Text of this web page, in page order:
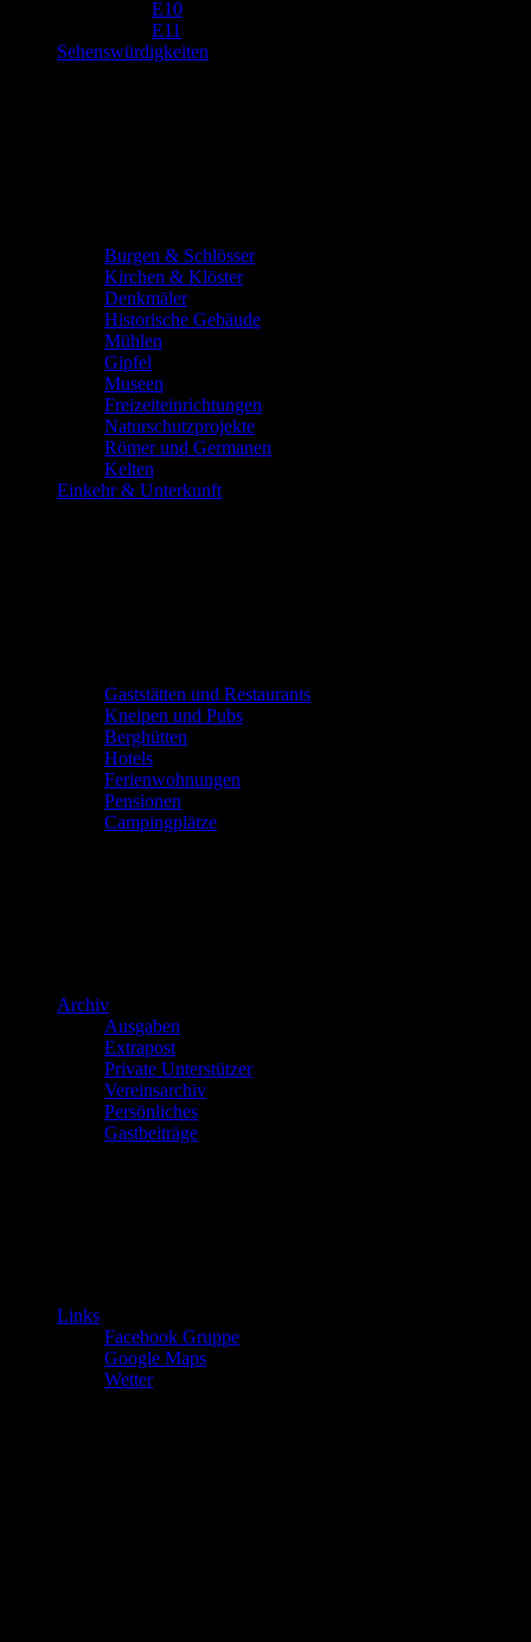
E10
E11
Sehenswürdigkeiten
Burgen & Schlösser
Kirchen & Klöster
Denkmäler
Historische Gebäude
Mühlen
Gipfel
Museen
Freizeiteinrichtungen
Naturschutzprojekte
Römer und Germanen
Kelten
Einkehr & Unterkunft
Gaststätten und Restaurants
Kneipen und Pubs
Berghütten
Hotels
Ferienwohnungen
Pensionen
Campingplätze
Archiv
Ausgaben
Extrapost
Private Unterstützer
Vereinsarchiv
Persönliches
Gastbeiträge
Links
Facebook Gruppe
Google Maps
Wetter